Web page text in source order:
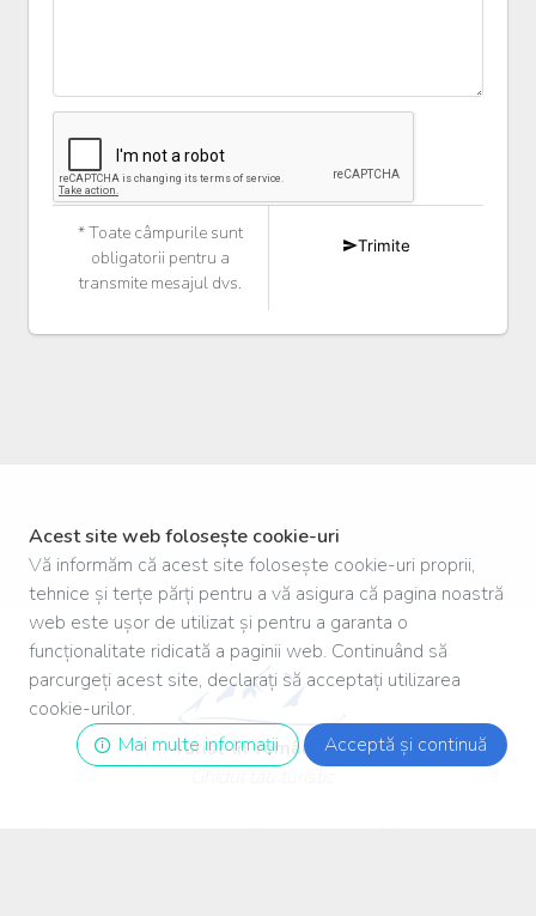
* Toate câmpurile sunt
obligatorii pentru a
transmite mesajul dvs.
Trimite
Turist-în-românia.ro
Acest site web folosește cookie-uri
Vă informăm că acest site folosește cookie-uri proprii,
tehnice și terțe părți pentru a vă asigura că pagina noastră
web este ușor de utilizat și pentru a garanta o
funcționalitate ridicată a paginii web. Continuând să
parcurgeți acest site, declarați să acceptați utilizarea
cookie-urilor.
Acceptă și continuă
Mai multe informații